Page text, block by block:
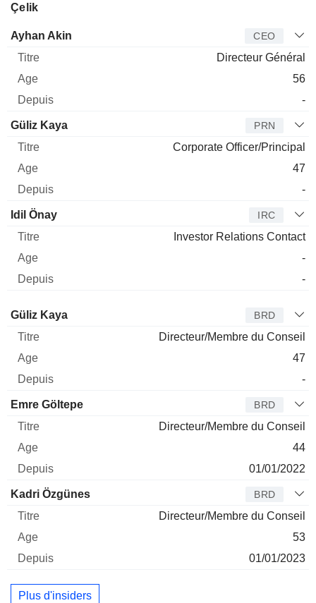
Çelik
Dirigeant Titre
Ayhan Akin CEO
Directeur Général
56
-
Güliz Kaya PRN
Corporate Officer/Principal
47
-
Idil Önay IRC
Investor Relations Contact
-
-
Administrateur
Güliz Kaya BRD
Directeur/Membre du Conseil
47
-
Emre Göltepe BRD
Directeur/Membre du Conseil
44
01/01/2022
Kadri Özgünes BRD
Directeur/Membre du Conseil
53
01/01/2023
Plus d'insiders